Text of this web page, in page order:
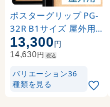
ポスターグリップ PG-
32R B1サイズ 屋外用
角丸 ブラック
13,300円
14,630円 税込
バリエーション36
種類を見る